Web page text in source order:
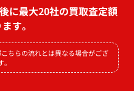
に最大20社の買取査定額
す。
ちらの流れとは異なる場合がござ